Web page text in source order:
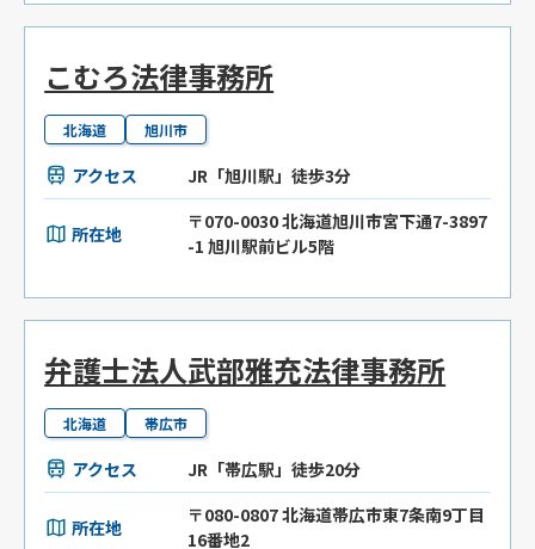
こむろ法律事務所
北海道 旭川市
アクセス JR「旭川駅」徒歩3分
所在地
〒070-0030 北海道旭川市宮下通7-3897
-1 旭川駅前ビル5階
弁護士法人武部雅充法律事務所
北海道 帯広市
アクセス JR「帯広駅」徒歩20分
所在地
〒080-0807 北海道帯広市東7条南9丁目
16番地2